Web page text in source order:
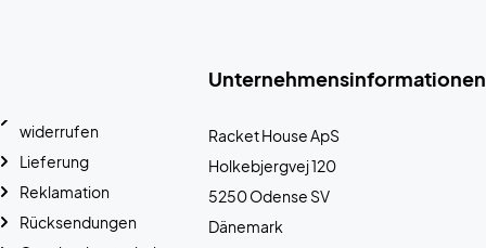
Unternehmensinformationen
Racket House ApS
Holkebjergvej 120
5250 Odense SV
Dänemark
widerrufen
Lieferung
Reklamation
Rücksendungen